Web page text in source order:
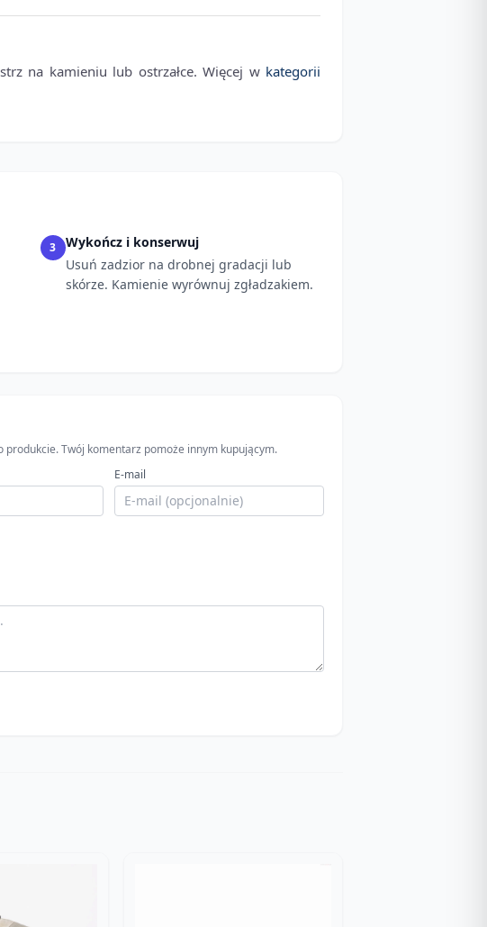
na kamieniu lub ostrzałce. Więcej w kategorii
3
Wykończ i konserwuj
Usuń zadzior na drobnej gradacji lub
skórze. Kamienie wyrównuj zgładzakiem.
produkcie. Twój komentarz pomoże innym kupującym.
E-mail